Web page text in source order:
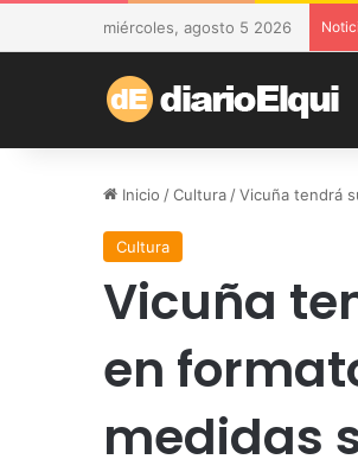
miércoles, agosto 5 2026
Inicio /Cultura /Vicuña tendrá
Cultura
Vicuña
en
medidas